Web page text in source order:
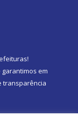
!
em
transparência